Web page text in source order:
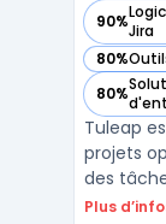
90%Jira
— voir
80%
— voir
80%
— voir
Tuleap
projets
des
Plus